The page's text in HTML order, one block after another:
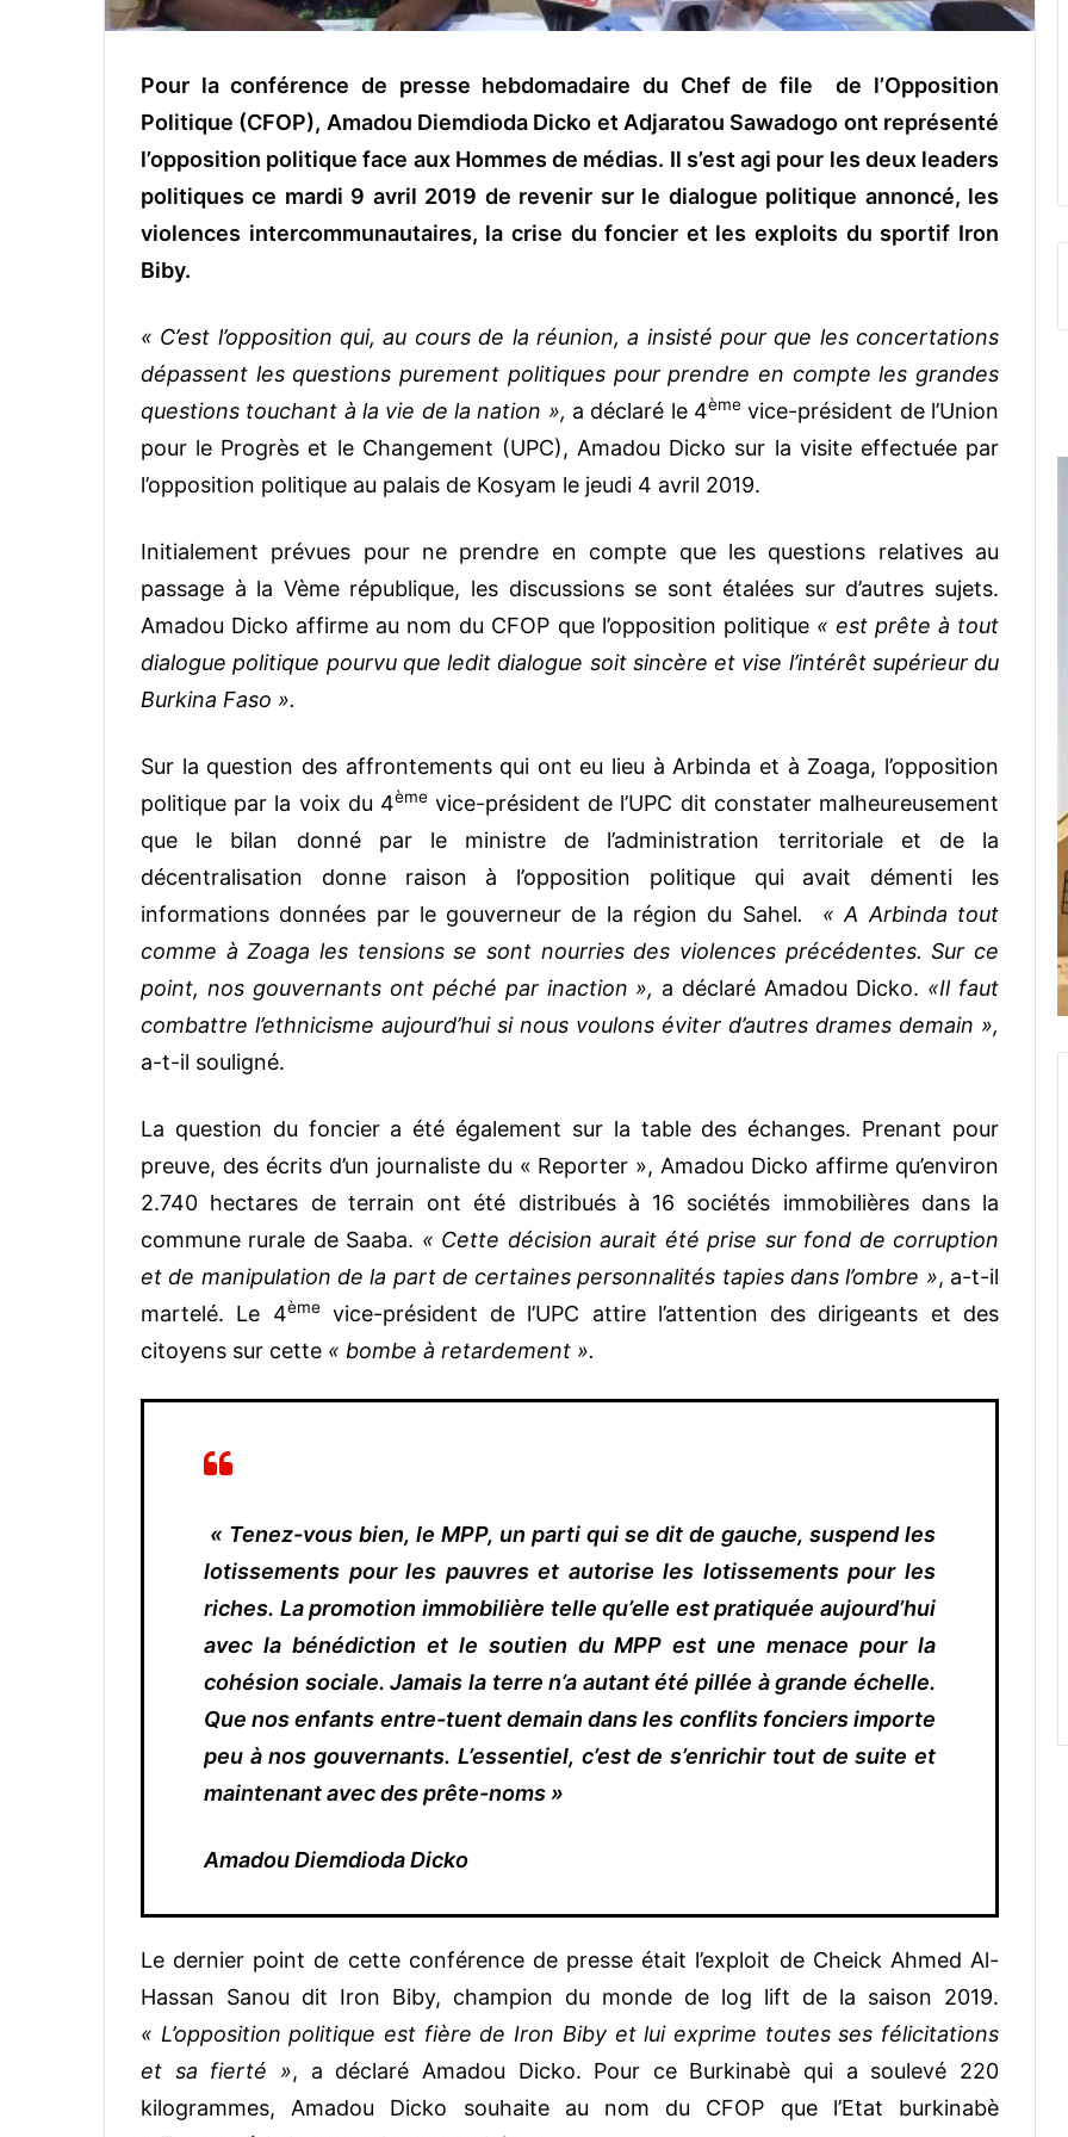
Pour la conférence de presse hebdomadaire du Chef de file de l’Opposition
Politique (CFOP), Amadou Diemdioda Dicko et Adjaratou Sawadogo ont représenté
l’opposition politique face aux Hommes de médias. Il s’est agi pour les deux leaders
politiques ce mardi 9 avril 2019 de revenir sur le dialogue politique annoncé, les
violences intercommunautaires, la crise du foncier et les exploits du sportif Iron
Biby.
« C’est l’opposition qui, au cours de la réunion, a insisté pour que les concertations
dépassent les questions purement politiques pour prendre en compte les grandes
questions touchant à la vie de la nation », a déclaré le 4ème vice-président de l’Union
pour le Progrès et le Changement (UPC), Amadou Dicko sur la visite effectuée par
l’opposition politique au palais de Kosyam le jeudi 4 avril 2019.
Initialement prévues pour ne prendre en compte que les questions relatives au
passage à la Vème république, les discussions se sont étalées sur d’autres sujets.
Amadou Dicko affirme au nom du CFOP que l’opposition politique « est prête à tout
dialogue politique pourvu que ledit dialogue soit sincère et vise l’intérêt supérieur du
Burkina Faso ».
Sur la question des affrontements qui ont eu lieu à Arbinda et à Zoaga, l’opposition
politique par la voix du 4èmevice-président de l’UPC dit constater malheureusement
que le bilan donné par le ministre de l’administration territoriale et de la
décentralisation donne raison à l’opposition politique qui avait démenti les
informations données par le gouverneur de la région du Sahel. « A Arbinda tout
comme à Zoaga les tensions se sont nourries des violences précédentes. Sur ce
point, nos gouvernants ont péché par inaction », a déclaré Amadou Dicko. «Il faut
combattre l’ethnicisme aujourd’hui si nous voulons éviter d’autres drames demain »,
a-t-il souligné.
La question du foncier a été également sur la table des échanges. Prenant pour
preuve, des écrits d’un journaliste du « Reporter », Amadou Dicko affirme qu’environ
2.740 hectares de terrain ont été distribués à 16 sociétés immobilières dans la
commune rurale de Saaba. « Cette décision aurait été prise sur fond de corruption
et de manipulation de la part de certaines personnalités tapies dans l’ombre », a-t-il
martelé. Le 4èmevice-président de l’UPC attire l’attention des dirigeants et des
citoyens sur cette « bombe à retardement ».
« Tenez-vous bien, le MPP, un parti qui se dit de gauche, suspend les
lotissements pour les pauvres et autorise les lotissements pour les
riches. La promotion immobilière telle qu’elle est pratiquée aujourd’hui
avec la bénédiction et le soutien du MPP est une menace pour la
cohésion sociale. Jamais la terre n’a autant été pillée à grande échelle.
Que nos enfants entre-tuentdemain dans les conflits fonciers importe
peu à nos gouvernants. L’essentiel, c’est de s’enrichir tout de suite et
maintenant avec des prête-noms »
Amadou Diemdioda Dicko
Le dernier point de cette conférence de presse était l’exploit de Cheick Ahmed Al-
Hassan Sanou dit Iron Biby, champion du monde de log lift de la saison 2019.
« L’opposition politique est fière de Iron Biby et lui exprime toutes ses félicitations
et sa fierté », a déclaré Amadou Dicko. Pour ce Burkinabè qui a soulevé 220
kilogrammes, Amadou Dicko souhaite au nom du CFOP que l’Etat burkinabè